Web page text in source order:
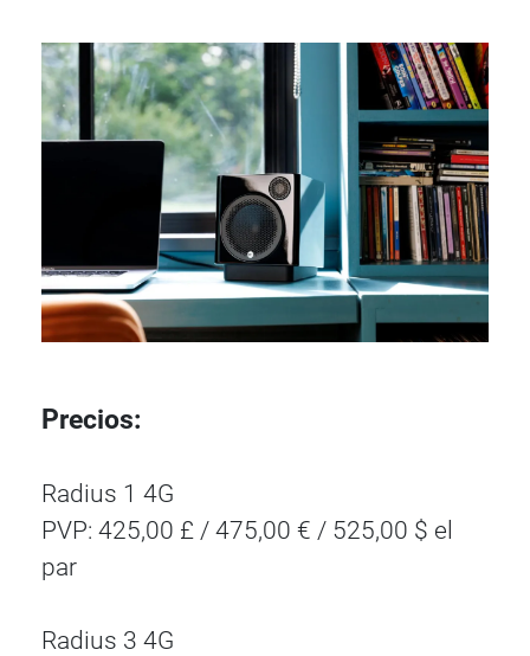
Precios:
Radius 1 4G
PVP: 425,00 £ / 475,00 € / 525,00 $ el
par
Radius 3 4G